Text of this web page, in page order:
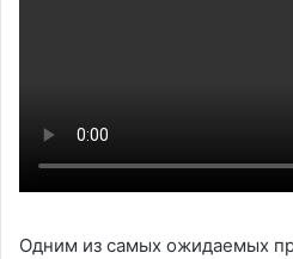
Одним из самых ожидаемых